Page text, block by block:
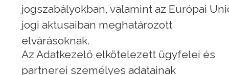
jogszabályokban, valamint az Európai
jogi aktusaiban meghatározott
elvárásoknak.
Az Adatkezelő elkötelezett ügyfelei és
partnerei személyes adatainak